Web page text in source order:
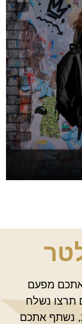
מפעם
תרצו נשלח
נשתף אתכם